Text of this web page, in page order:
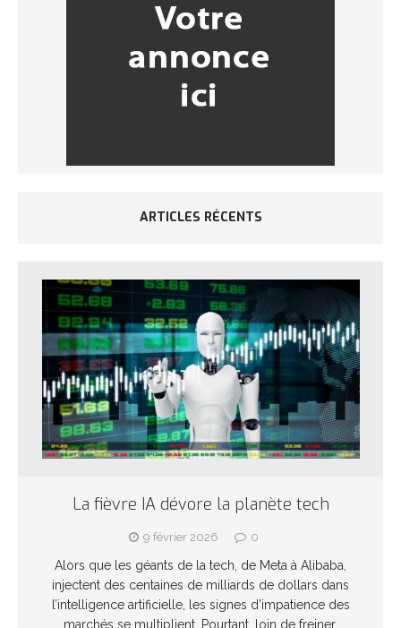
ARTICLES RÉCENTS
La fièvre IA dévore la planète tech
9 février 2026 0
Alors que les géants de la tech, de Meta à Alibaba,
injectent des centaines de milliards de dollars dans
l’intelligence artificielle, les signes d’impatience des
marchés se multiplient. Pourtant, loin de freiner,